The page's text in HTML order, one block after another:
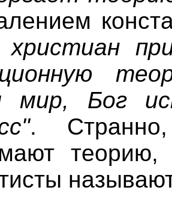
христиан
мир, Бог
.
теорию,